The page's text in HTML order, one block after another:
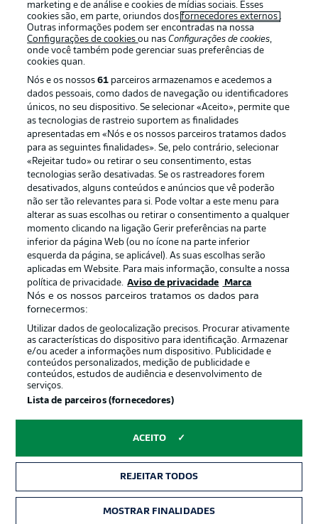
APLICATIVO DA BUNDESLIGA
Oferecido por
Publicidade Avisos legais
Gerir preferências Aviso de privacidade
Termos de uso Trabalhe conosco
Marca Contato
Jogadores
marketing e de análise e cookies de mídias sociais. Esses
cookies são, em parte, oriundos dosfornecedores externos .
Outras informações podem ser encontradas na nossa
Configurações de cookiesou nasConfigurações de cookies,
onde você também pode gerenciar suas preferências de
cookies quan.
Nós e os nossos61 parceiros armazenamos e acedemos a
dados pessoais, como dados de navegação ou identificadores
únicos, no seu dispositivo. Se selecionar «Aceito», permite que
as tecnologias de rastreio suportem as finalidades
apresentadas em «Nós e os nossos parceiros tratamos dados
para as seguintes finalidades». Se, pelo contrário, selecionar
«Rejeitar tudo» ou retirar o seu consentimento, estas
tecnologias serão desativadas. Se os rastreadores forem
desativados, alguns conteúdos e anúncios que vê poderão
não ser tão relevantes para si. Pode voltar a este menu para
alterar as suas escolhas ou retirar o consentimento a qualquer
momento clicando na ligação Gerir preferências na parte
inferior da página Web (ou no ícone na parte inferior
esquerda da página, se aplicável). As suas escolhas serão
aplicadas em Website. Para mais informação, consulte a nossa
política de privacidade. Aviso de privacidade Marca
Nós e os nossos parceiros tratamos os dados para
fornecermos:
Utilizar dados de geolocalização precisos. Procurar ativamente
as características do dispositivo para identificação. Armazenar
e/ou aceder a informações num dispositivo. Publicidade e
conteúdos personalizados, medição de publicidade e
conteúdos, estudos de audiência e desenvolvimento de
serviços.
Lista de parceiros (fornecedores)
ACEITO
REJEITAR TODOS
MOSTRAR FINALIDADES